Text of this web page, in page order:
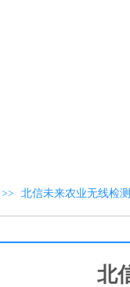
>> 北信未来农业无线检
北